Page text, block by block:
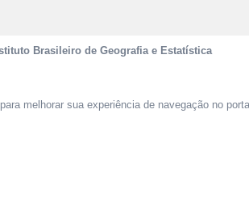
Brasileiro de Geografia e Estatística
melhorar sua experiência de navegação no